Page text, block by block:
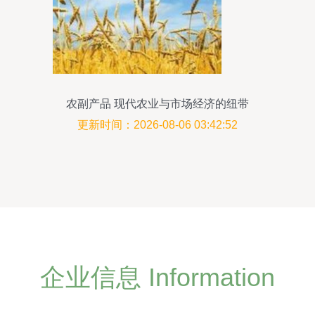
农副产品 现代农业与市场经济的纽带
更新时间：2026-08-06 03:42:52
企业信息 Information